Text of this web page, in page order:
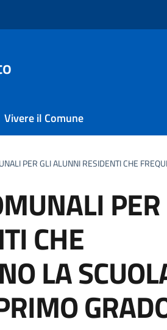
Vivere il Comune
PER GLI ALUNNI RESIDENTI CHE
PER
CHE
LA